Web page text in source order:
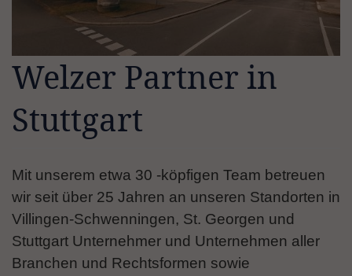
Welzer Partner in
Stuttgart
Mit unserem etwa 30 -köpfigen Team betreuen
wir seit über 25 Jahren an unseren Standorten in
Villingen-Schwenningen, St. Georgen und
Stuttgart Unternehmer und Unternehmen aller
Branchen und Rechtsformen sowie